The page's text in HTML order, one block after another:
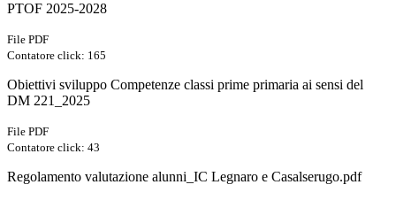
PTOF 2025-2028
File PDF
Contatore click: 165
Obiettivi sviluppo Competenze classi prime primaria ai sensi del
DM 221_2025
File PDF
Contatore click: 43
Regolamento valutazione alunni_IC Legnaro e Casalserugo.pdf